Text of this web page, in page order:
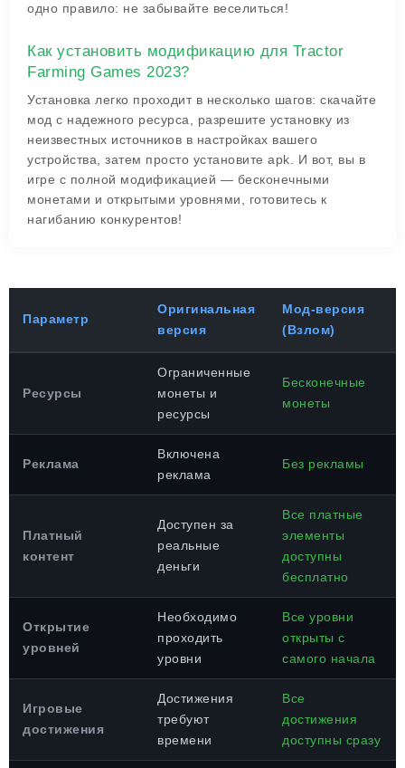
одно правило: не забывайте веселиться!
Как установить модификацию для Tractor
Farming Games 2023?
Установка легко проходит в несколько шагов: скачайте
мод с надежного ресурса, разрешите установку из
неизвестных источников в настройках вашего
устройства, затем просто установите apk. И вот, вы в
игре с полной модификацией — бесконечными
монетами и открытыми уровнями, готовитесь к
нагибанию конкурентов!
Параметр
Оригинальная
версия
Мод-версия
(Взлом)
Ресурсы
Ограниченные
монеты и
ресурсы
Бесконечные
монеты
Реклама
Включена
реклама
Без рекламы
Платный
контент
Доступен за
реальные
деньги
Все платные
элементы
доступны
бесплатно
Открытие
уровней
Необходимо
проходить
уровни
Все уровни
открыты с
самого начала
Игровые
достижения
Достижения
требуют
времени
Все
достижения
доступны сразу